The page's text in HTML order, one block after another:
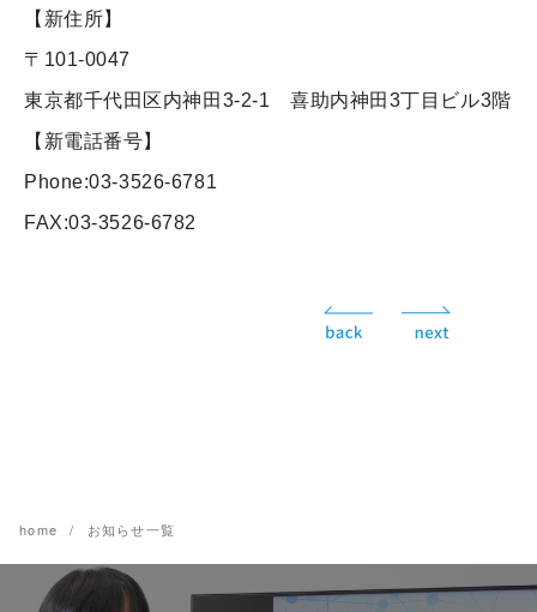
【新住所】
〒101-0047
東京都千代田区内神田3-2-1 喜助内神田3丁目ビル3階
【新電話番号】
Phone:03-3526-6781
FAX:03-3526-6782
home お知らせ一覧